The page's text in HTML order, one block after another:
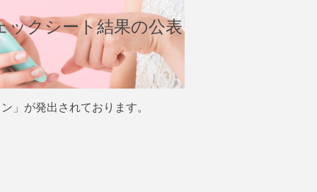
ックシート結果の公表
」が発出されております。